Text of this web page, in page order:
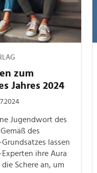
zum
Jahres 2024
Jugendwort des
des
lassen
ihre Aura
Schere an, um